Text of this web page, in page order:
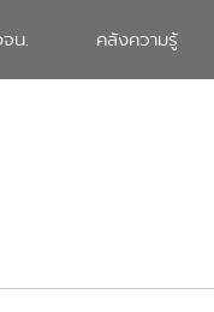
น. คลังความรู้